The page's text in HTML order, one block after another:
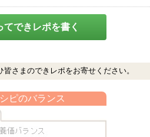
てできレポを書く
さまのできレポをお寄せください。
ピのバランス